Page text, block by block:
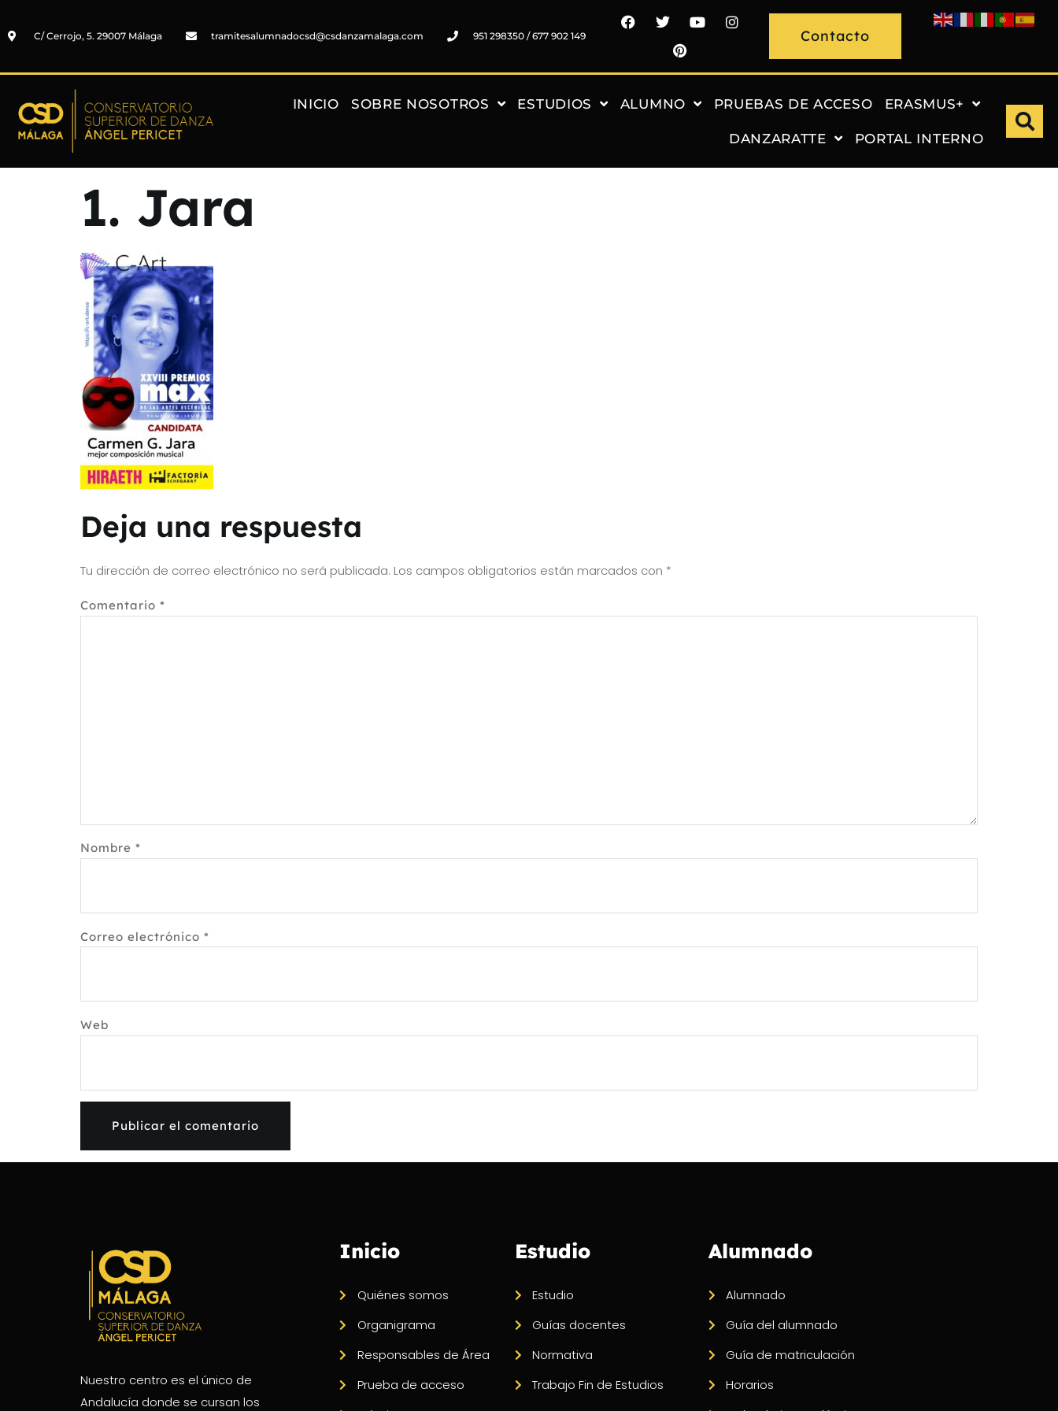
C/ Cerrojo, 5. 29007 Málaga tramitesalumnadocsd@csdanzamalaga.com 951 298350 / 677 902 149 Contacto
INICIO SOBRE NOSOTROS ESTUDIOS ALUMNO PRUEBAS DE ACCESO ERASMUS+
DANZARATTE PORTAL INTERNO
1. Jara
Deja una respuesta
Tu dirección de correo electrónico no será publicada. Los campos obligatorios están marcados con *
Comentario *
Nombre *
Correo electrónico *
Web
Nuestro centro es el único de
Andalucía donde se cursan los
Inicio
Quiénes somos
Organigrama
Responsables de Área
Prueba de acceso
Estudio
Estudio
Guías docentes
Normativa
Trabajo Fin de Estudios
Alumnado
Alumnado
Guía del alumnado
Guía de matriculación
Horarios